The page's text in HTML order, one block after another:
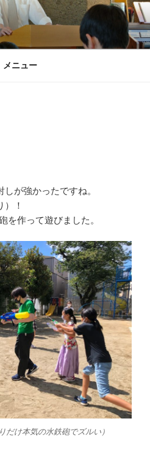
メニュー
が強かったですね。
！
を作って遊びました。
だけ本気の水鉄砲でズルい）